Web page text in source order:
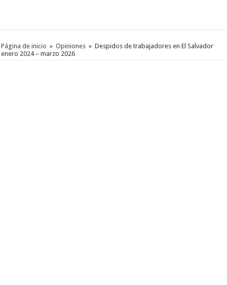
Página de inicio » Opiniones » Despidos de trabajadores en El Salvador
enero 2024 – marzo 2026